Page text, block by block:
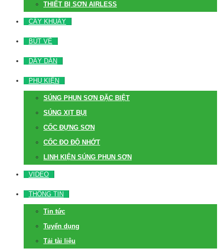
THIẾT BỊ SƠN AIRLESS
CÂY KHUẤY
BÚT VẼ
DÂY DẪN
PHỤ KIỆN
SÚNG PHUN SƠN ĐẶC BIỆT
SÚNG XỊT BỤI
CỐC ĐỰNG SƠN
CỐC ĐO ĐỘ NHỚT
LINH KIỆN SÚNG PHUN SƠN
VIDEO
THÔNG TIN
Tin tức
Tuyển dụng
Tải tài liệu